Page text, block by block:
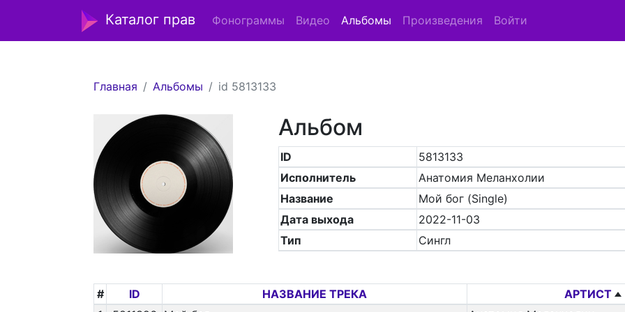
Каталог прав Фонограммы Видео Альбомы Произведения Войти
Главная Альбомы id 5813133
Альбом
ID
5813133
Исполнитель
Анатомия Меланхолии
Название
Мой бог (Single)
Дата выхода
2022-11-03
Тип
Сингл
# ID НАЗВАНИЕ ТРЕКА
АРТИСТ